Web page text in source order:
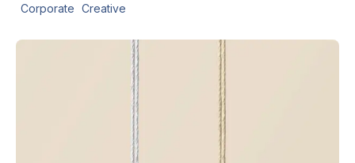
Corporate Creative